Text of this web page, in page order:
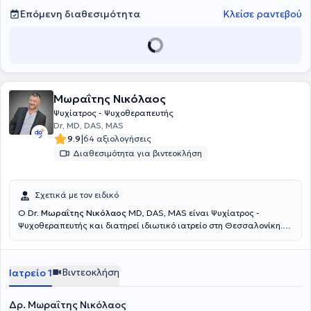
Επόμενη διαθεσιμότητα Κλείσε ραντεβού
Μωραΐτης Νικόλαος
Ψυχίατρος - Ψυχοθεραπευτής
Dr, MD, DAS, MAS
9.9|64 αξιολογήσεις
Διαθεσιμότητα για βιντεοκλήση
Σχετικά με τον ειδικό
Ο Dr. Μωραΐτης Νικόλαος MD, DAS, MAS είναι Ψυχίατρος -
Ψυχοθεραπευτής και διατηρεί ιδιωτικό ιατρείο στη Θεσσαλονίκη.
Αριστοτελείου Πανεπιστημίου Θεσσαλονίκης και ολοκλήρωσε την
κομμάτι της Ελβετίας. Ακόμη, έχει δίπλωμα ιατρικής
Ψυχοθεραπείας (Diplome of Advanced Studies DAS & MAS) από το
University of Zürich της Ελβετίας. Έχει εκπαιδευτεί στην
Ιατρείο 1 Βιντεοκλήση
Δρ. Μωραΐτης Νικόλαος